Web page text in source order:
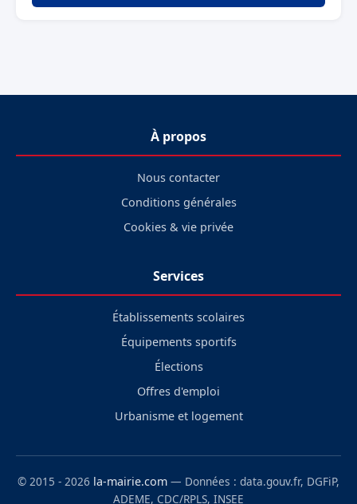
À propos
Nous contacter
Conditions générales
Cookies & vie privée
Services
Établissements scolaires
Équipements sportifs
Élections
Offres d'emploi
Urbanisme et logement
© 2015 - 2026 la-mairie.com — Données : data.gouv.fr, DGFiP,
ADEME, CDC/RPLS, INSEE